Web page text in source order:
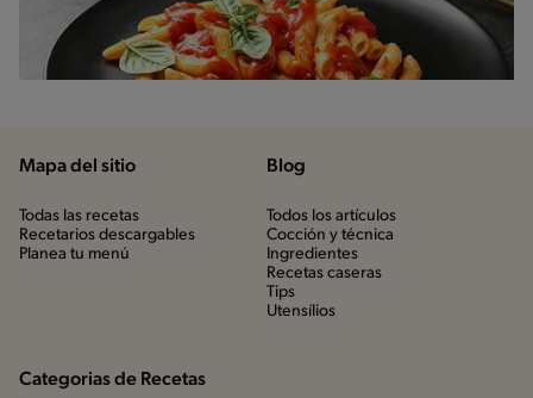
Mapa del sitio
Todas las recetas
Recetarios descargables
Planea tu menú
Blog
Todos los artículos
Cocción y técnica
Ingredientes
Recetas caseras
Tips
Utensílios
Categorias de Recetas